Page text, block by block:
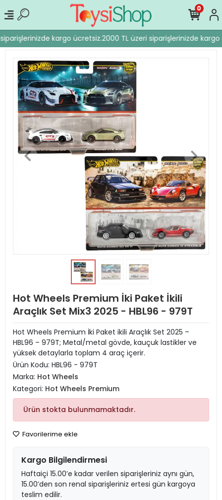
kargo ücretsiz.2000 TL üzeri siparişlerinizde kargo
0
Hot Wheels Premium İki Paket İkili
Araçlık Set Mix3 2025 - HBL96 - 979T
Hot Wheels Premium İki Paket ikili Araçlık Set 2025 –
HBL96 – 979T; Metal/metal gövde, kauçuk lastikler ve
yüksek detaylarla toplam 4 araç içerir.
Ürün Kodu: HBL96 - 979T
Marka: Hot Wheels
Kategori: Hot Wheels Premium
Ürün stokta bulunmamaktadır.
Favorilerime ekle
Kargo Bilgilendirmesi
Haftaiçi 15.00’e kadar verilen siparişleriniz aynı gün,
15.00’den son renal siparişleriniz ertesi gün kargoya
teslim edilir.